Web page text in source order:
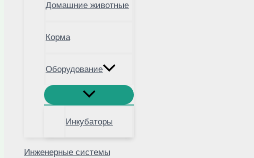
Домашние животные
Корма
Оборудование
Инкубаторы
Инженерные системы